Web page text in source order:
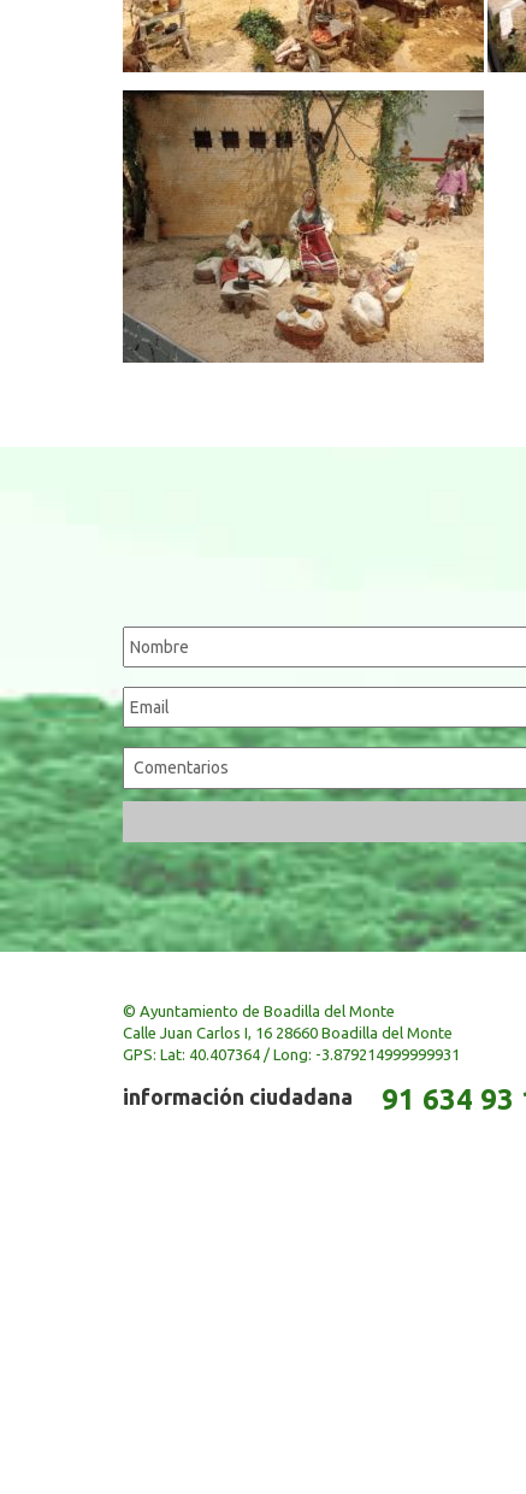
© Ayuntamiento de Boadilla del Monte
Calle Juan Carlos I, 16 28660 Boadilla del Monte
GPS: Lat: 40.407364 / Long: -3.879214999999931
información ciudadana 91 634 93